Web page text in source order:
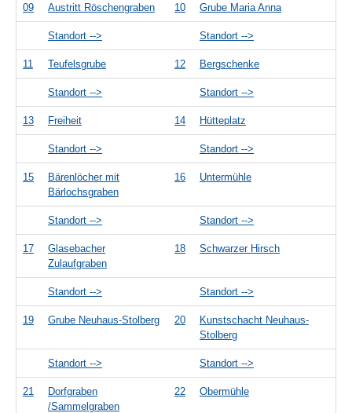
09 Austritt Röschengraben 10 Grube Maria Anna
Standort --> Standort -->
11 Teufelsgrube 12 Bergschenke
Standort --> Standort -->
13 Freiheit 14 Hütteplatz
Standort --> Standort -->
15
Bärenlöcher mit
Bärlochsgraben
16 Untermühle
Standort --> Standort -->
17
Glasebacher
Zulaufgraben
18 Schwarzer Hirsch
Standort --> Standort -->
19 Grube Neuhaus-Stolberg 20
Kunstschacht Neuhaus-
Stolberg
Standort --> Standort -->
21
Dorfgraben
/Sammelgraben
22 Obermühle